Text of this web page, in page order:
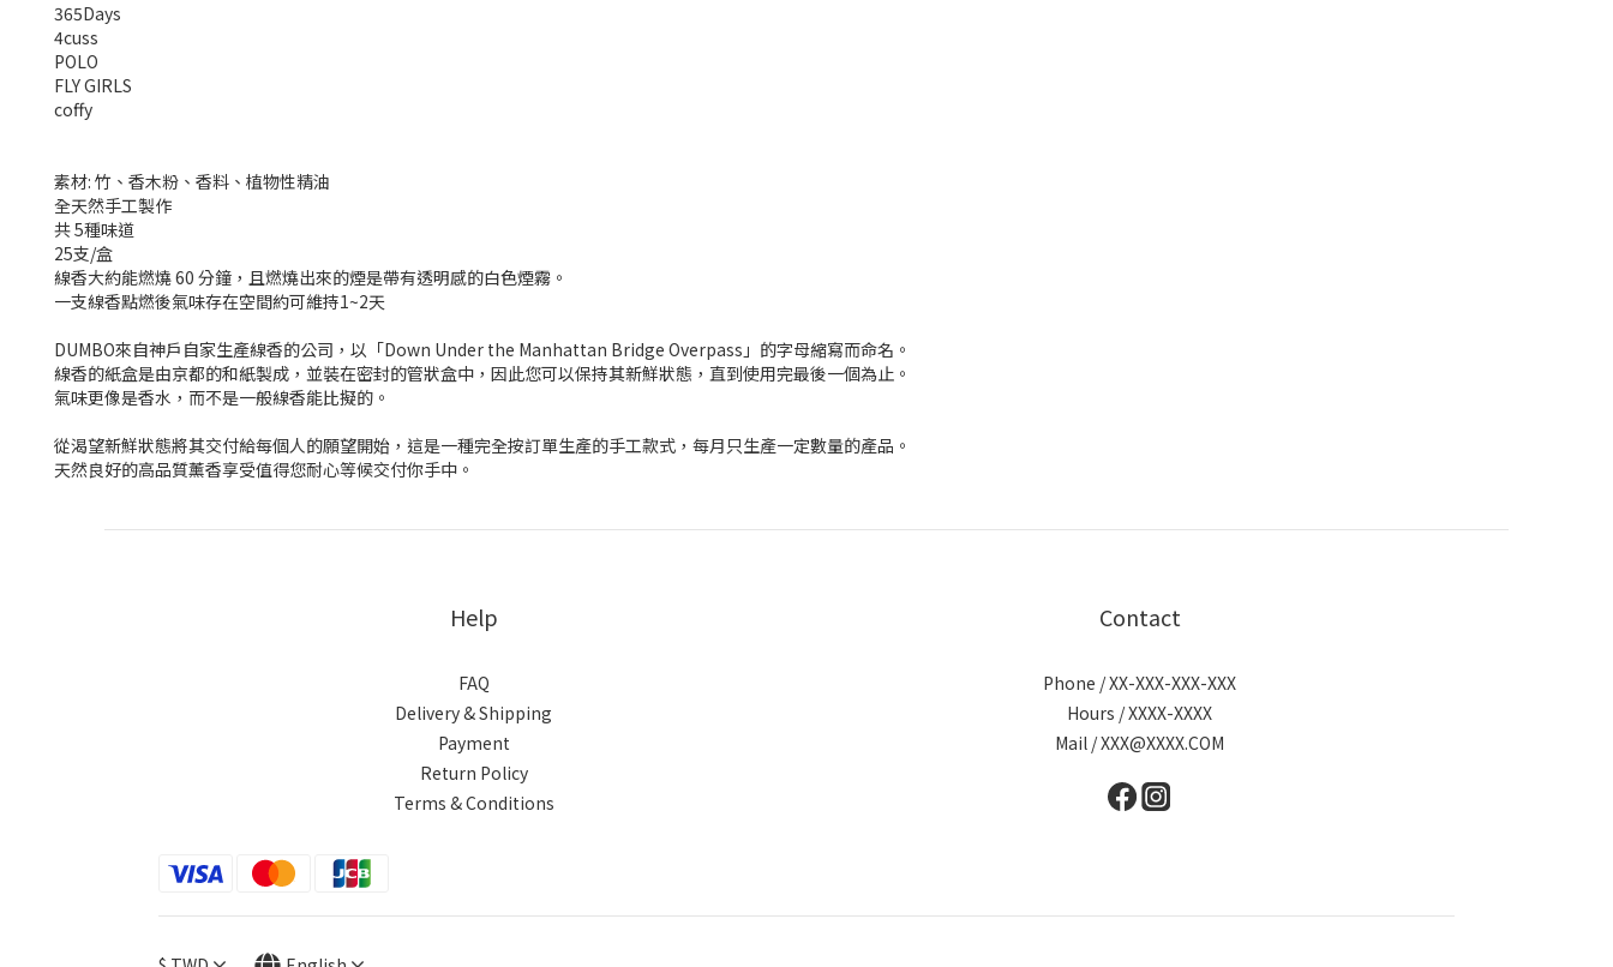
365Days
4cuss
POLO
FLY GIRLS
coffy
素材: 竹、香木粉、香料、植物性精油
全天然手工製作
共 5種味道
25支/盒
線香大約能燃燒 60 分鐘，且燃燒出來的煙是帶有透明感的白色煙霧。
一支線香點燃後氣味存在空間約可維持1~2天
DUMBO來自神戶自家生產線香的公司，以「Down Under the Manhattan Bridge Overpass」的字母縮寫而命名。
線香的紙盒是由京都的和紙製成，並裝在密封的管狀盒中，因此您可以保持其新鮮狀態，直到使用完最後一個為止。
氣味更像是香水，而不是一般線香能比擬的。
從渴望新鮮狀態將其交付給每個人的願望開始，這是一種完全按訂單生產的手工款式，每月只生產一定數量的產品。
天然良好的高品質薰香享受值得您耐心等候交付你手中。
Help
FAQ
Delivery & Shipping
Payment
Return Policy
Terms & Conditions
Contact
Phone / XX-XXX-XXX-XXX
Hours / XXXX-XXXX
Mail / XXX@XXXX.COM